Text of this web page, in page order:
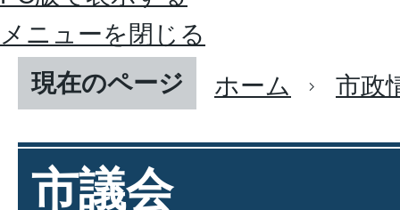
メニューを閉じる
現在のページ
ホーム 市政
市議会